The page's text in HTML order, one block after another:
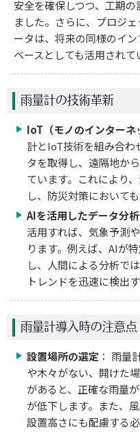
安全を確保しつつ、工期
ました。さらに、プロジ
ータは、将来の同様のイ
ベースとしても活用されて
雨量計の技術革新
IoT（モノのインターネ
計とIoT技術を組み合わ
タを取得し、遠隔地か
ています。これにより
し、防災対策において
AIを活用したデータ分析
活用すれば、気象予測
ります。例えば、AIが
し、人間による分析で
トレンドを迅速に検出
雨量計導入時の注意点
設置場所の選定 ： 雨量
や木々がない、開けた
があると、正確な雨量
が低下します。また、
設置高さにも配慮する必